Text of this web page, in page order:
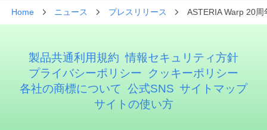
Home ニュース プレスリリース ASTERIA Warp 20
製品共通利用規約 情報セキュリティ方針
プライバシーポリシー
クッキーポリシー
各社の商標について 公式SNS サイトマップ
サイトの使い方